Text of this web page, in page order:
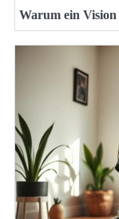
Warum ein